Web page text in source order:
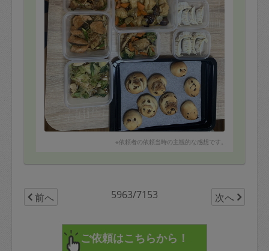
※依頼者の依頼当時の主観的な感想です。
前へ 5963/7153 次へ